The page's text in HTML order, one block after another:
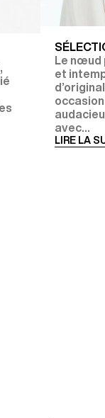
Le nœud
et
avec...
LIRE LA